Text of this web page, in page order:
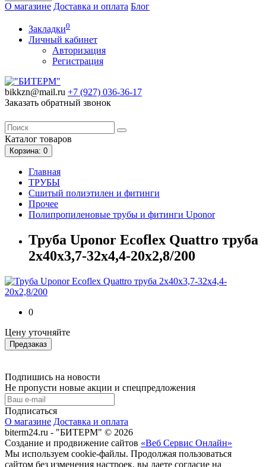
О магазине Доставка и оплата Блог
Закладки0
Личный кабинет
Авторизация
Регистрация
bikkzn@mail.ru +7 (927) 036-36-17
Заказать обратный звонок
Каталог товаров
Корзина: 0
Главная
ТРУБЫ
Сшитый полиэтилен и фитинги
Прочее
Полипропиленовые трубы и фитинги Uponor
Труба Uponor Ecoflex Quattro труба
2x40x3,7-32x4,4-20x2,8/200
0
Цену уточняйте
Предзаказ
Подпишись на новости
Не пропусти новые акции и спецпредложения
Подписаться
О магазине Доставка и оплата
biterm24.ru - "БИТЕРМ" © 2026
Создание и продвижение сайтов «Веб Сервис Онлайн»
Мы используем cookie-файлы. Продолжая пользоваться
сайтом без изменения настроек, вы даете согласие на